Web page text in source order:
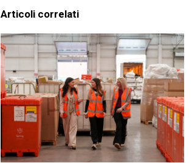
Articoli correlati